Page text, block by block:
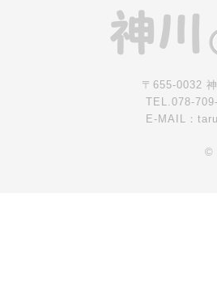
〒655-0032
TEL.078-
E-MAIL：
©